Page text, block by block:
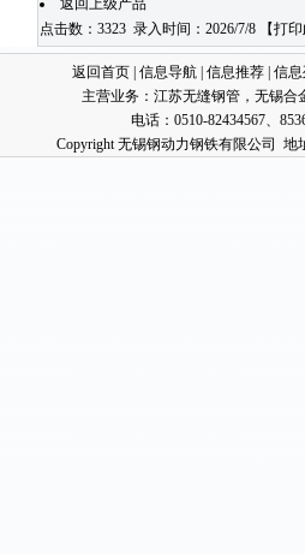
返回上级产品
点击数：3323 录入时间：2026/7/8 【打
返回首页 信息导航 信息推荐 信
主营业务： 江苏无缝钢管 ， 无锡合
电话：0510-82434567、
Copyright 无锡钢动力钢铁有限公司